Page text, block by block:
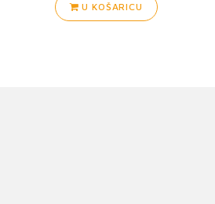
U KOŠARICU